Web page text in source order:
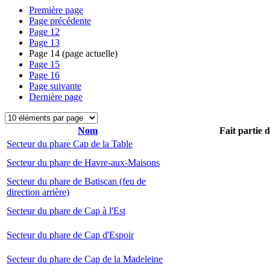
Première page
Page précédente
Page 12
Page 13
Page 14 (page actuelle)
Page 15
Page 16
Page suivante
Dernière page
Nom
Fait partie
Secteur du phare Cap de la Table
Secteur du phare de Havre-aux-Maisons
Secteur du phare de Batiscan (feu de
direction arrière)
Secteur du phare de Cap à l'Est
Secteur du phare de Cap d'Espoir
Secteur du phare de Cap de la Madeleine